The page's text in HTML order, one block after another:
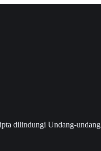
dilindungi Undang-undang